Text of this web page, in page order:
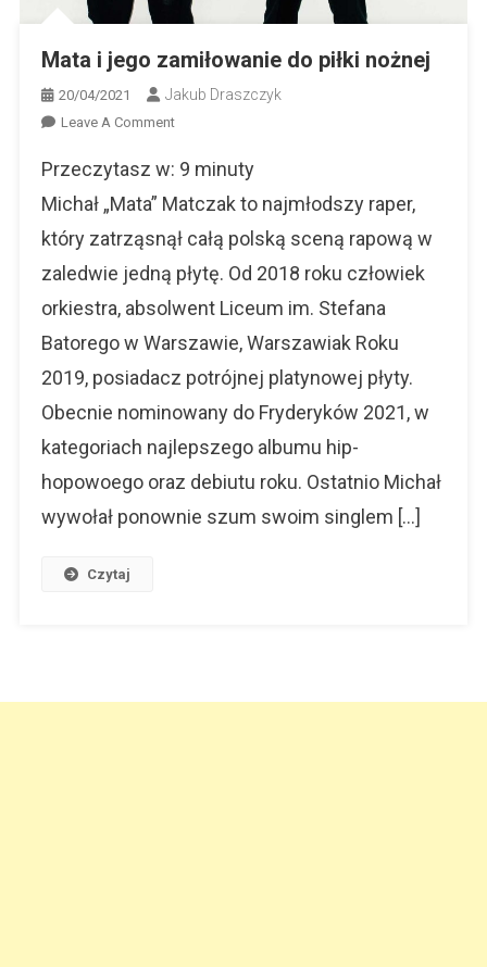
Mata i jego zamiłowanie do piłki nożnej
20/04/2021 Jakub Draszczyk
Leave A CommentOn
I
Jego
Do
Piłki
Przeczytasz w: 9 minuty
Michał „Mata” Matczak to najmłodszy raper,
który zatrząsnął całą polską sceną rapową w
zaledwie jedną płytę. Od 2018 roku człowiek
orkiestra, absolwent Liceum im. Stefana
Batorego w Warszawie, Warszawiak Roku
2019, posiadacz potrójnej platynowej płyty.
Obecnie nominowany do Fryderyków 2021, w
kategoriach najlepszego albumu hip-
hopowoego oraz debiutu roku. Ostatnio Michał
wywołał ponownie szum swoim singlem […]
Czytaj